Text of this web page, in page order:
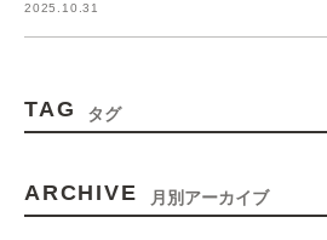
2025.10.31
TAG タグ
ARCHIVE 月別アーカイブ